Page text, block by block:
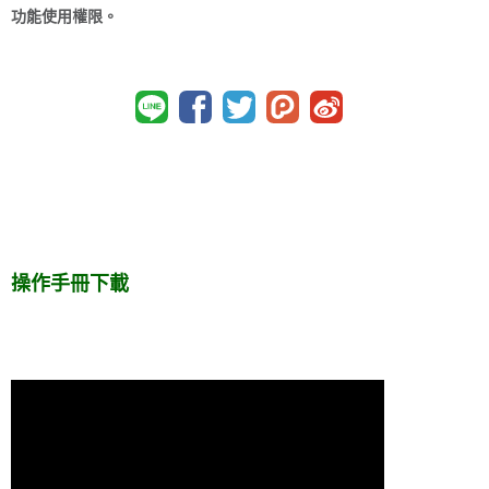
功能使用權限。
操作手冊下載